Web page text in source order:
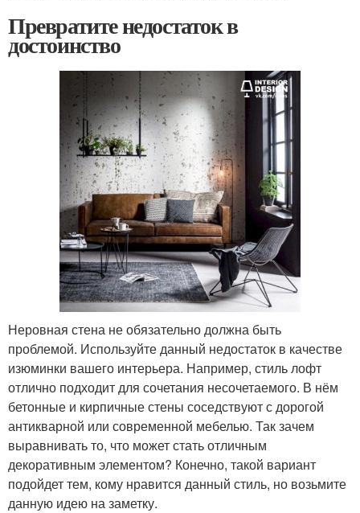
Превратите недостаток в
достоинство
Неровная стена не обязательно должна быть
проблемой. Используйте данный недостаток в качестве
изюминки вашего интерьера. Например, стиль лофт
отлично подходит для сочетания несочетаемого. В нём
бетонные и кирпичные стены соседствуют с дорогой
антикварной или современной мебелью. Так зачем
выравнивать то, что может стать отличным
декоративным элементом? Конечно, такой вариант
подойдет тем, кому нравится данный стиль, но возьмите
данную идею на заметку.